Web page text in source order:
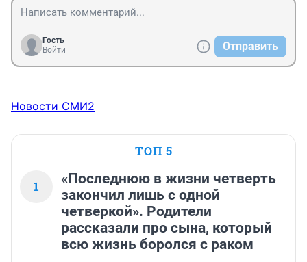
Гость
Войти
Отправить
Новости СМИ2
ТОП 5
1
«Последнюю в жизни четверть
закончил лишь с одной
четверкой». Родители
рассказали про сына, который
всю жизнь боролся с раком